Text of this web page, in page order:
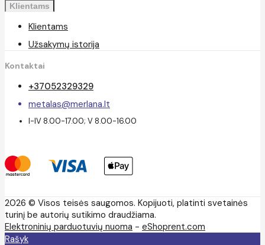
Klientams
Klientams
Užsakymų istorija
Kontaktai
+37052329329
metalas@merlana.lt
I-IV 8.00-17.00; V 8.00-16.00
2026 © Visos teisės saugomos. Kopijuoti, platinti svetainės
turinį be autorių sutikimo draudžiama.
Elektroninių parduotuvių nuoma - eShoprent.com
Rašyk